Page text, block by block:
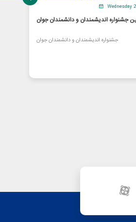
Wednesday
جشنواره اندیشمندان و دانشمندان جوان
جشنواره اندیشمندان و دانشمندان جوان